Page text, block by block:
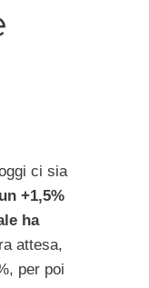
ci sia
+1,5%
ha
attesa,
per poi